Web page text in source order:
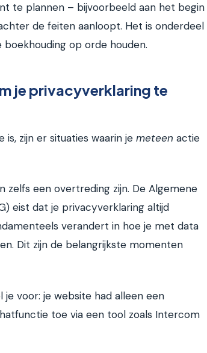
te plannen – bijvoorbeeld aan het begin
de feiten aanloopt. Het is onderdeel
op orde houden.
je privacyverklaring te
zijn er situaties waarin je meteen actie
zelfs een overtreding zijn. De Algemene
eist dat je privacyverklaring altijd
verandert in hoe je met data
Dit zijn de belangrijkste momenten
voor: je website had alleen een
toe via een tool zoals Intercom